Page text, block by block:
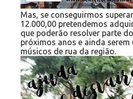
Mas, se conseguirmos
12.000,00 pretendemos
que poderão resolver parte
próximos anos e ainda
músicos de rua da região.